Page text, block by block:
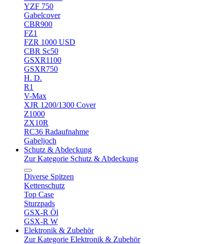
YZF 750
Gabelcover
CBR900
FZ1
FZR 1000 USD
CBR Sc50
GSXR1100
GSXR750
H. D.
R1
V-Max
XJR 1200/1300 Cover
Z1000
ZX10R
RC36 Radaufnahme
Gabeljoch
Schutz & Abdeckung
Zur Kategorie Schutz & Abdeckung
Diverse Spitzen
Kettenschutz
Top Case
Sturzpads
GSX-R Öl
GSX-R W
Elektronik & Zubehör
Zur Kategorie Elektronik & Zubehör